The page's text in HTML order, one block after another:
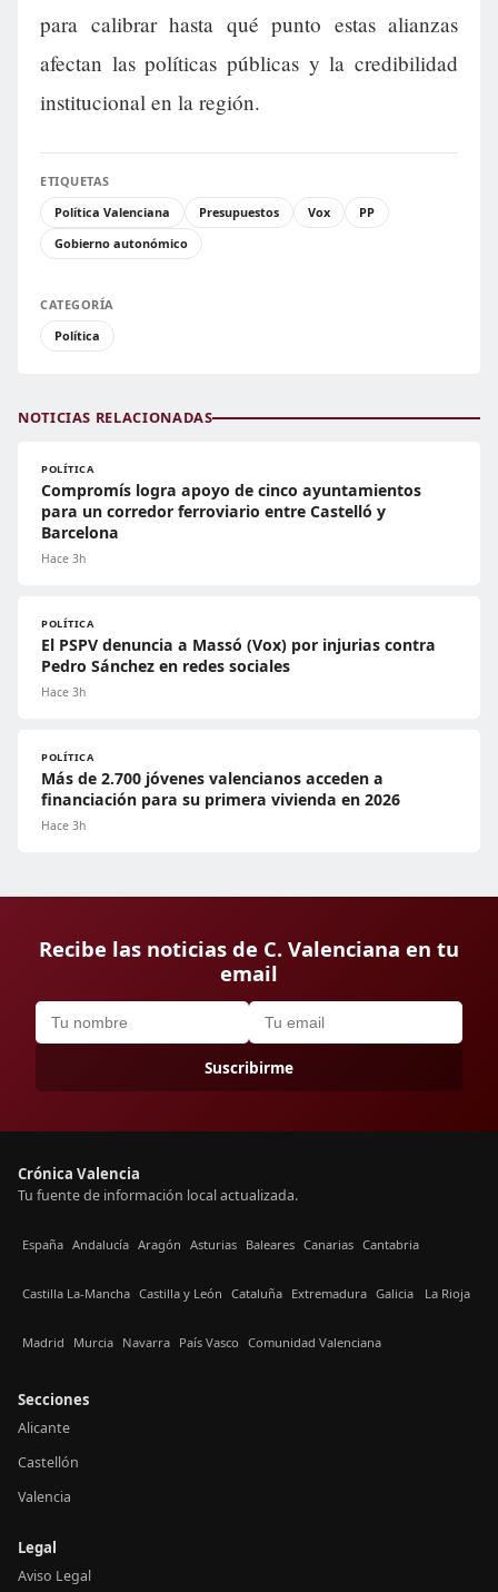
para calibrar hasta qué punto estas alianzas
afectan las políticas públicas y la credibilidad
institucional en la región.
ETIQUETAS
Política Valenciana
Presupuestos Vox
PP
Gobierno autonómico
CATEGORÍA
Política
NOTICIAS RELACIONADAS
POLÍTICA
Compromís logra apoyo de cinco ayuntamientos
para un corredor ferroviario entre Castelló y
Barcelona
Hace 3h
POLÍTICA
El PSPV denuncia a Massó (Vox) por injurias contra
Pedro Sánchez en redes sociales
Hace 3h
POLÍTICA
Más de 2.700 jóvenes valencianos acceden a
financiación para su primera vivienda en 2026
Hace 3h
Recibe las noticias de C. Valenciana en tu
email
Suscribirme
Crónica Valencia
Tu fuente de información local actualizada.
España Andalucía Aragón Asturias Baleares Canarias Cantabria
Castilla La-Mancha Castilla y León Cataluña Extremadura Galicia La Rioja
Madrid Murcia Navarra País Vasco Comunidad Valenciana
Secciones
Alicante
Castellón
Valencia
Legal
Aviso Legal